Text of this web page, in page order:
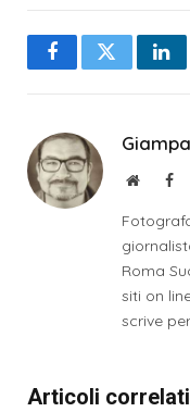
FacebookTwitter
Sito
Roma
siti on
scrive
Articoli correlati